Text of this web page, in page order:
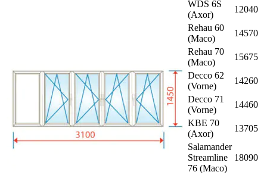
WDS 6S
(Axor)
12040
Rehau 60
(Maco)
14570
Rehau 70
(Maco)
15675
Decco 62
(Vorne)
14260
Decco 71
(Vorne)
14460
KBE 70
(Axor)
13705
Salamander
Streamline
76 (Maco)
18090